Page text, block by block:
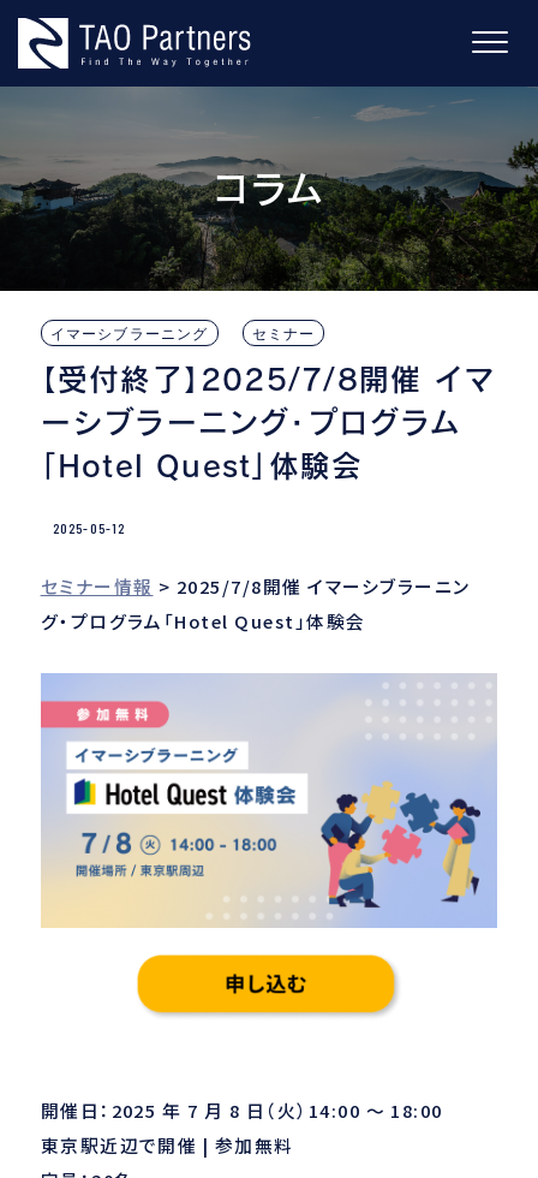
content
コラム
イマーシブラーニング セミナー
【受付終了】2025/7/8開催 イマ
ーシブラーニング・プログラム
「Hotel Quest」体験会
2025-05-12
セミナー情報 > 2025/7/8開催 イマーシブラーニン
グ・プログラム「Hotel Quest」体験会
開催日：2025 年 7 月 8 日（火）14:00 〜 18:00
東京駅近辺で開催 | 参加無料